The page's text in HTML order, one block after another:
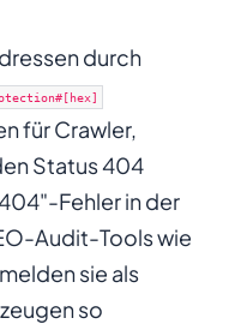
durch
für Crawler,
Status 404
Fehler in der
Audit-Tools wie
sie als
so